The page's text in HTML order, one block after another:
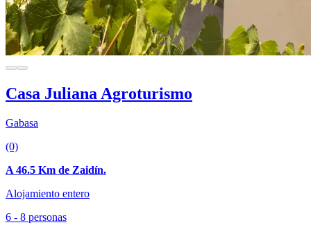
Casa Juliana Agroturismo
Gabasa
(0)
A 46.5 Km de Zaidín.
Alojamiento entero
6 - 8 personas